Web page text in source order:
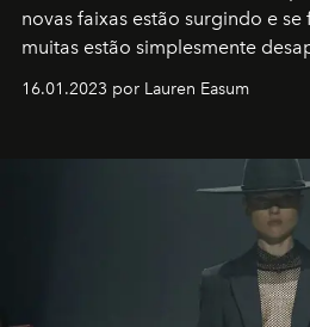
novas faixas estão surgindo e
muitas estão simplesmente
transportador AMTD abrindo
por propósitos, com um claro
16.01.2023 por Lauren Easum